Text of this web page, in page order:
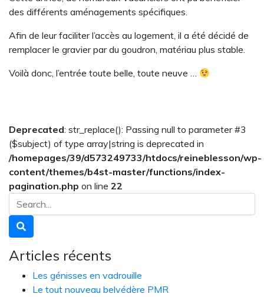
des différents aménagements spécifiques.
Afin de leur faciliter l’accès au logement, il a été décidé de
remplacer le gravier par du goudron, matériau plus stable.
Voilà donc, l’entrée toute belle, toute neuve …
Deprecated: str_replace(): Passing null to parameter #3
($subject) of type array|string is deprecated in
/homepages/39/d573249733/htdocs/reineblesson/wp-
content/themes/b4st-master/functions/index-
pagination.php on line 22
Articles récents
Les génisses en vadrouille
Le tout nouveau belvédère PMR